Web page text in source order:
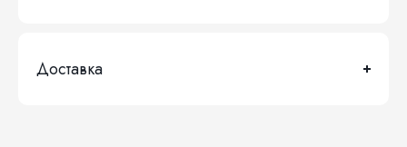
Доставка